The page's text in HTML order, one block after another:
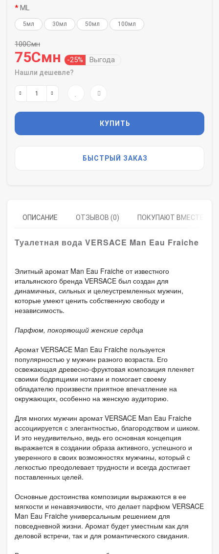
ML
5мл 30мл 50мл 100мл
100Смн
75Смн -25% Выгода
Нашли дешевле?
КУПИТЬ
БЫСТРЫЙ ЗАКАЗ
ОПИСАНИЕ ОТЗЫВОВ (0) ПОКУПАЮТ ВМЕСТЕ
Туалетная вода VERSACE Man Eau Fraiche
Элитный аромат Man Eau Fraiche от известного
итальянского бренда VERSACE был создан для
динамичных, сильных и целеустремленных мужчин,
которые умеют ценить собственную свободу и
независимость.
Парфюм, покоряющий женские сердца
Аромат VERSACE Man Eau Fraiche пользуется
популярностью у мужчин разного возраста. Его
освежающая древесно-фруктовая композиция пленяет
своими бодрящими нотами и помогает своему
обладателю произвести приятное впечатление на
окружающих, особенно на женскую аудиторию.
Для многих мужчин аромат VERSACE Man Eau Fraiche
ассоциируется с элегантностью, благородством и шиком.
И это неудивительно, ведь его основная концепция
выражается в создании образа активного, успешного и
уверенного в своих возможностях мужчины, который с
легкостью преодолевает трудности и всегда достигает
поставленных целей.
Основные достоинства композиции выражаются в ее
мягкости и ненавязчивости, что делает парфюм VERSACE
Man Eau Fraiche универсальным решением для
повседневной жизни. Аромат будет уместным как для
деловой встречи, так и для романтического свидания.